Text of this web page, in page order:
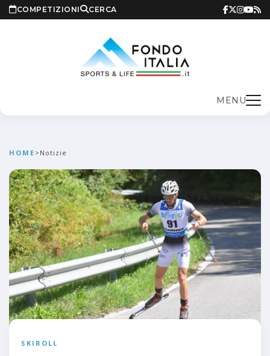
COMPETIZIONI CERCA
MENU
HOME > Notizie
SKIROLL